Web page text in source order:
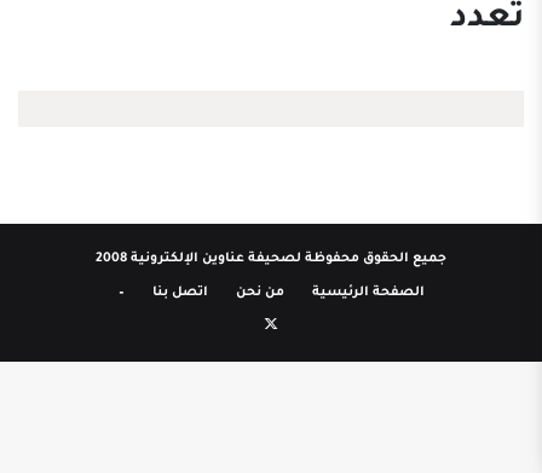
تعدد
جميع الحقوق محفوظة لصحيفة عناوين الإلكترونية 2008
الصفحة الرئيسية من نحن اتصل بنا –